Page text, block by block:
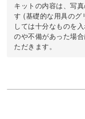
キットの内容は、写
す (基礎的な用具のグ
しては十分なものを
のや不備があった場
ただきます。